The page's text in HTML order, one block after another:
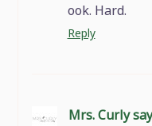
ook. Hard.
Reply
Mrs. Curly